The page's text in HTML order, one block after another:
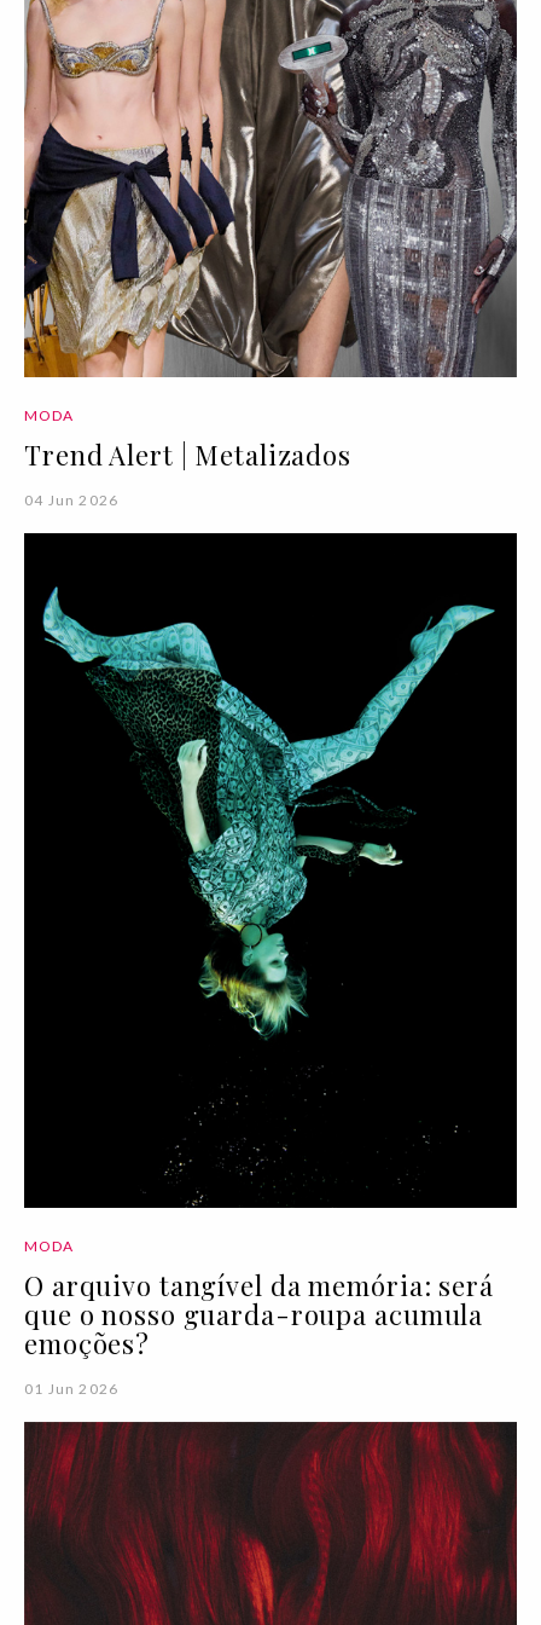
MODA
Trend Alert | Metalizados
04 Jun 2026
MODA
O arquivo tangível da memória: será
que o nosso guarda-roupa acumula
emoções?
01 Jun 2026